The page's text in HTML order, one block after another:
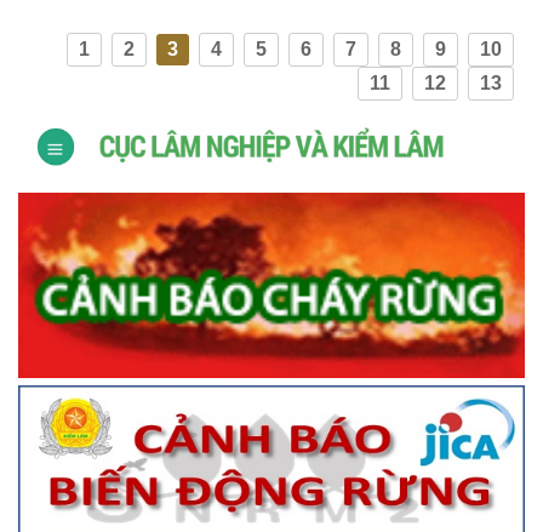
1 2 3 4 5 6 7 8 9
10
11
12 13